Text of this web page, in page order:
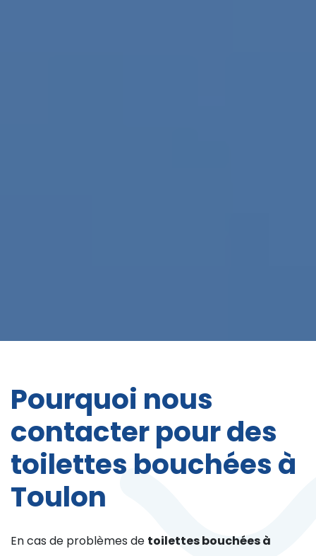
Pourquoi nous
contacter pour des
toilettes bouchées à
Toulon
En cas de problèmes de toilettes bouchées à